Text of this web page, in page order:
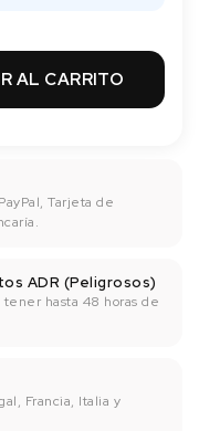
AL CARRITO
Tarjeta de
ADR (Peligrosos)
hasta 48 horas de
Francia, Italia y